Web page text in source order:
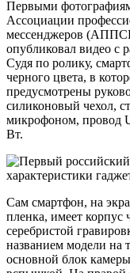
Первыми
Ассоциации
мессенджеров
опубликовал видео с
Судя по ролику,
черного цвета, в
предусмотрены
силиконовый чехол,
микрофоном, провод
Вт.
Сам смартфон, на
пленка, имеет корпус
серебристой
названием модели на
основной блок